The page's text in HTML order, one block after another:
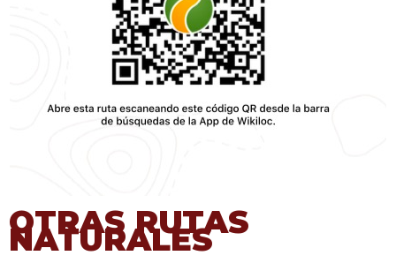
OTRAS RUTAS
NATURALES